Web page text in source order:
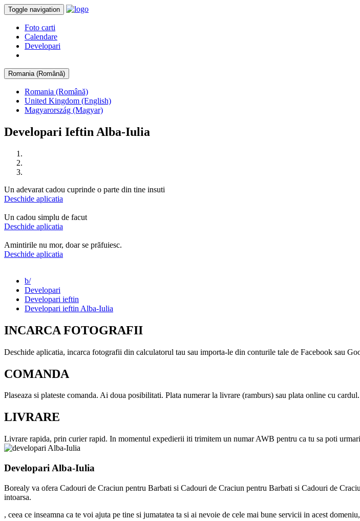
Toggle navigation
Foto carti
Calendare
Developari
Romania (Română)
Romania (Română)
United Kingdom (English)
Magyarország (Magyar)
Developari Ieftin Alba-Iulia
Un adevarat cadou cuprinde o parte din tine insuti
Deschide aplicatia
Un cadou simplu de facut
Deschide aplicatia
Amintirile nu mor, doar se prăfuiesc.
Deschide aplicatia
b/
Developari
Developari ieftin
Developari ieftin Alba-Iulia
INCARCA FOTOGRAFII
Deschide aplicatia, incarca fotografii din calculatorul tau sau importa-le din conturile tale de Facebook sau
COMANDA
Plaseaza si plateste comanda. Ai doua posibilitati. Plata numerar la livrare (ramburs) sau plata online cu cardul.
LIVRARE
Livrare rapida, prin curier rapid. In momentul expedierii iti trimitem un numar AWB pentru ca tu sa poti
Developari Alba-Iulia
Borealy va ofera Cadouri de Craciun pentru Barbati si Cadouri de Craciun pentru Barbati si Cadouri de
intoarsa.
, ceea ce inseamna ca te voi ajuta pe tine si jumatatea ta si ai nevoie de cele mai bune servicii in acest